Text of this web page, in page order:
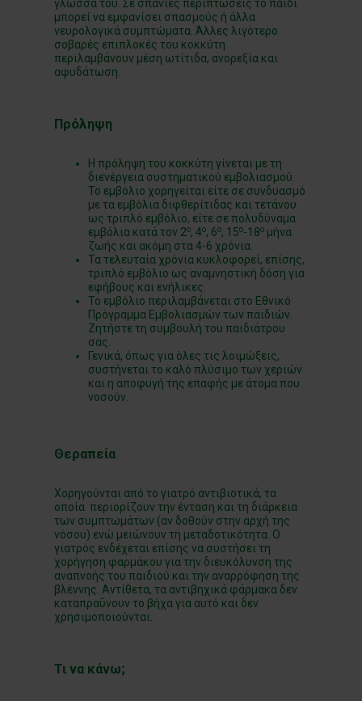
γλώσσα του. Σε σπάνιες περιπτώσεις το παιδί
μπορεί να εμφανίσει σπασμούς ή άλλα
νευρολογικά συμπτώματα. Άλλες λιγότερο
σοβαρές επιπλοκές του κοκκύτη
περιλαμβάνουν μέση ωτίτιδα, ανορεξία και
αφυδάτωση.
Πρόληψη
Η πρόληψη του κοκκύτη γίνεται με τη
διενέργεια συστηματικού εμβολιασμού.
Το εμβόλιο χορηγείται είτε σε συνδυασμό
με τα εμβόλια διφθερίτιδας και τετάνου
ως τριπλό εμβόλιο, είτε σε πολυδύναμα
εμβόλια κατά τον 2ο, 4ο, 6ο, 15ο-18ο μήνα
ζωής και ακόμη στα 4-6 χρόνια.
Τα τελευταία χρόνια κυκλοφορεί, επίσης,
τριπλό εμβόλιο ως αναμνηστική δόση για
εφήβους και ενήλικες.
Το εμβόλιο περιλαμβάνεται στο Εθνικό
Πρόγραμμα Εμβολιασμών των παιδιών.
Ζητήστε τη συμβουλή του παιδιάτρου
σας.
Γενικά, όπως για όλες τις λοιμώξεις,
συστήνεται το καλό πλύσιμο των χεριών
και η αποφυγή της επαφής με άτομα που
νοσούν.
Θεραπεία
Χορηγούνται από το γιατρό αντιβιοτικά, τα
οποία περιορίζουν την ένταση και τη διάρκεια
των συμπτωμάτων (αν δοθούν στην αρχή της
νόσου) ενώ μειώνουν τη μεταδοτικότητα. Ο
γιατρός ενδέχεται επίσης να συστήσει τη
χορήγηση φαρμάκου για την διευκόλυνση της
αναπνοής του παιδιού και την αναρρόφηση της
βλέννης. Αντίθετα, τα αντιβηχικά φάρμακα δεν
καταπραΰνουν το βήχα για αυτό και δεν
χρησιμοποιούνται.
Τι να κάνω;